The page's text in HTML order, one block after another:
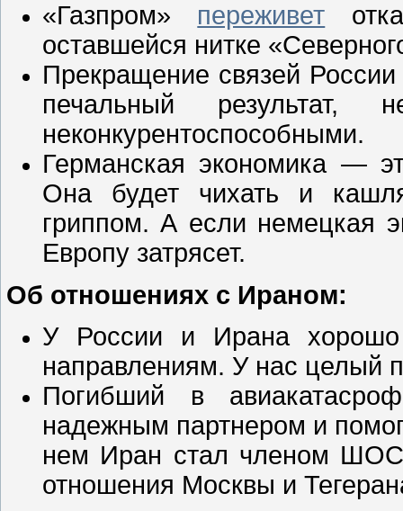
«Газпром» переживет
оставшейся нитке
Прекращение связей
печальный результат,
неконкурентоспособными.
Германская экономика —
Она будет чихать и
гриппом. А если немецкая
Европу затрясет.
Об отношениях с Ираном:
У России и Ирана хорошо
направлениям. У нас целый
Погибший в
надежным партнером и
нем Иран стал членом
отношения Москвы и